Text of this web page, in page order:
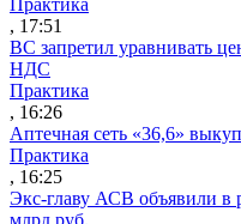
, 17:51
ВС запретил уравнивать
НДС
Практика
, 16:26
Аптечная сеть «36,6»
Практика
, 16:25
Экс-главу АСВ объявили в
млрд руб.